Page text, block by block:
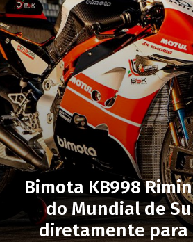
Bimota KB998
do Mundial de
diretamente para